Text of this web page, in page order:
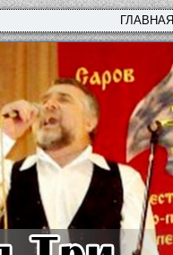
ГЛАВНАЯ